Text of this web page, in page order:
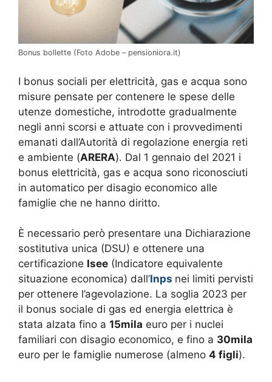
Bonus bollette (Foto Adobe – pensioniora.it)
I bonus sociali per elettricità, gas e acqua sono
misure pensate per contenere le spese delle
utenze domestiche, introdotte gradualmente
negli anni scorsi e attuate con i provvedimenti
emanati dall’Autorità di regolazione energia reti
e ambiente (ARERA). Dal 1 gennaio del 2021 i
bonus elettricità, gas e acqua sono riconosciuti
in automatico per disagio economico alle
famiglie che ne hanno diritto.
È necessario però presentare una Dichiarazione
sostitutiva unica (DSU) e ottenere una
certificazione Isee (Indicatore equivalente
situazione economica) dall’Inps nei limiti pervisti
per ottenere l’agevolazione. La soglia 2023 per
il bonus sociale di gas ed energia elettrica è
stata alzata fino a 15mila euro per i nuclei
familiari con disagio economico, e fino a 30mila
euro per le famiglie numerose (almeno 4 figli).